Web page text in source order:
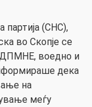
партија (СНС),
во Скопје се
ДПМНЕ, воедно и
дека
на
меѓу